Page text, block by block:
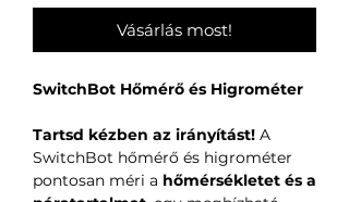
Vásárlás most!
SwitchBot Hőmérő és Higrométer
Tartsd kézben az irányítást! A
SwitchBot hőmérő és higrométer
pontosan méri a hőmérsékletet és a